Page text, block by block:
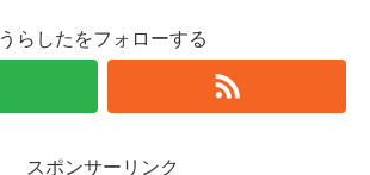
うらしたをフォローする
スポンサーリンク